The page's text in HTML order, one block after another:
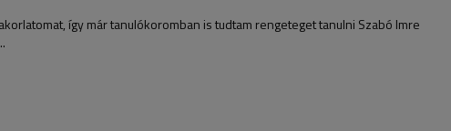
így már tanulókoromban is tudtam rengeteget tanulni Szabó Imre